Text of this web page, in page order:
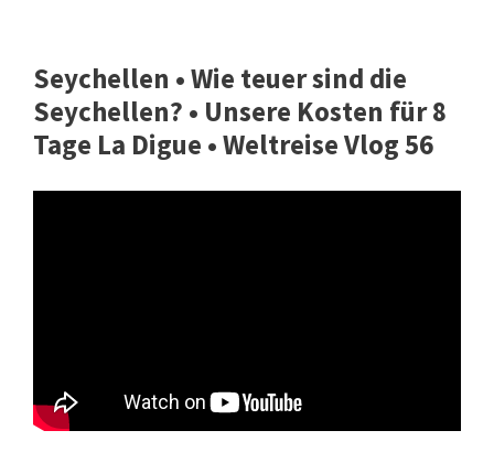
Seychellen • Wie teuer sind die
Seychellen? • Unsere Kosten für 8
Tage La Digue • Weltreise Vlog 56